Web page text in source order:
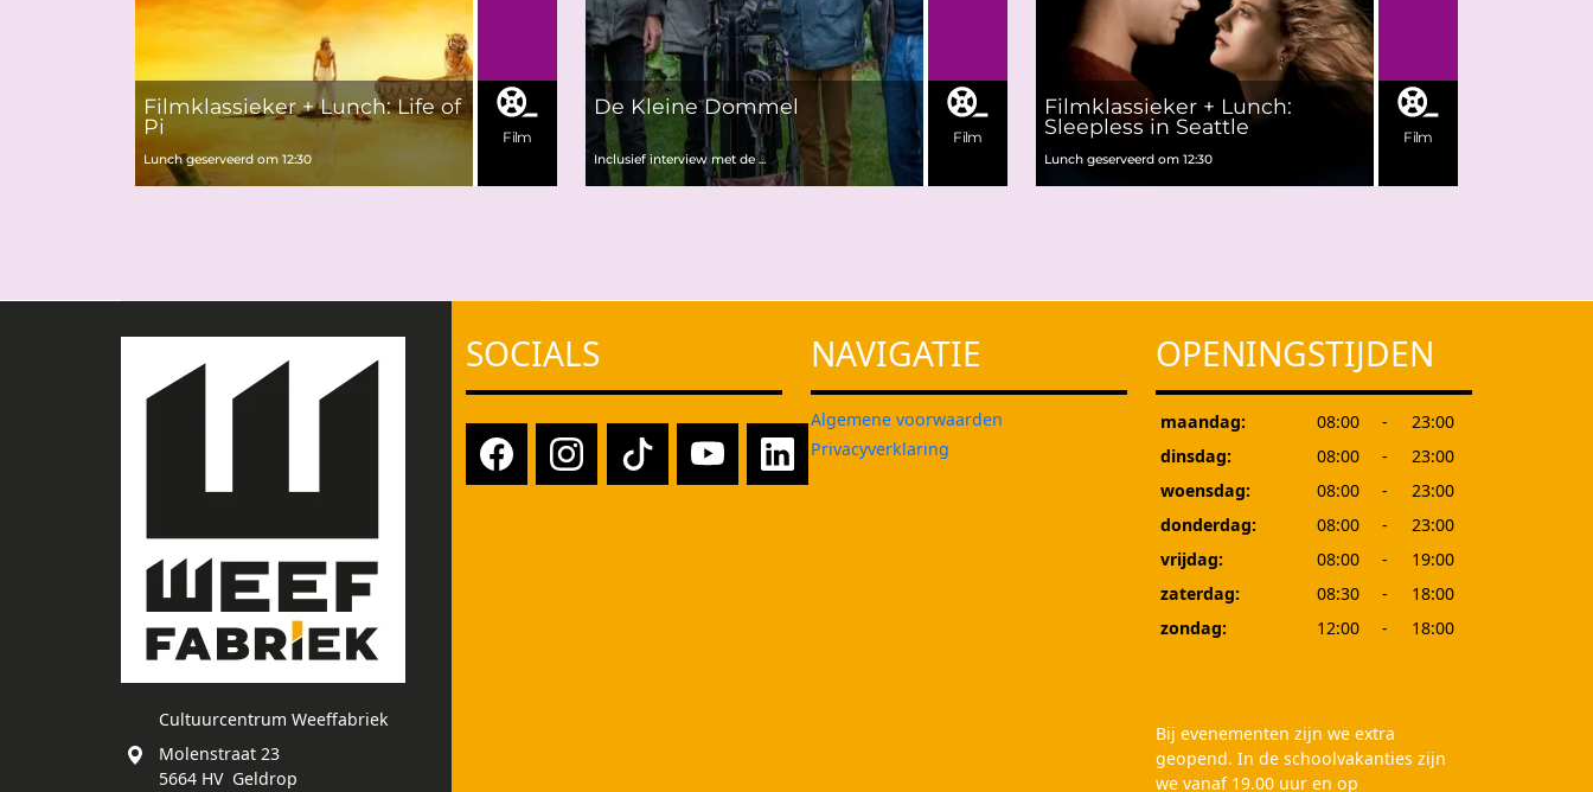
Filmklassieker + Lunch: Life of
Pi
Lunch geserveerd om 12:30
Film
De Kleine Dommel
Inclusief interview met de ...
Film
Filmklassieker + Lunch:
Sleepless in Seattle
Lunch geserveerd om 12:30
Film
Cultuurcentrum Weeffabriek
Molenstraat 23
5664 HV Geldrop
SOCIALS NAVIGATIE
Algemene voorwaarden
Privacyverklaring
OPENINGSTIJDEN
maandag: 08:00 -
23:00
dinsdag:
08:00 -
23:00
woensdag:
08:00 -
23:00
donderdag:
08:00 -
23:00
vrijdag:
08:00 -
19:00
zaterdag:
08:30 -
18:00
zondag:
12:00 - 18:00
Bij evenementen zijn we extra
geopend. In de schoolvakanties zijn
we vanaf 19.00 uur en op